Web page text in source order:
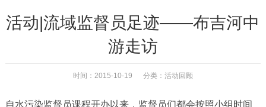
活动|流域监督员足迹——布吉河中
游走访
时间：2015-10-19 分类： 活动回顾
自水污染监督员课程开办以来，监督员们都会按照小组时间